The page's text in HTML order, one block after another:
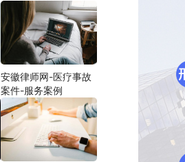
安徽律师网-医疗事故
案件-服务案例